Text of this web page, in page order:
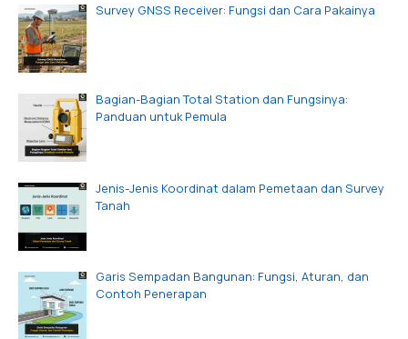
Survey GNSS Receiver: Fungsi dan Cara Pakainya
Bagian-Bagian Total Station dan Fungsinya:
Panduan untuk Pemula
Jenis-Jenis Koordinat dalam Pemetaan dan Survey
Tanah
Garis Sempadan Bangunan: Fungsi, Aturan, dan
Contoh Penerapan